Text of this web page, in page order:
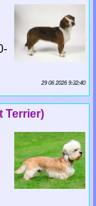
29 06 2026 9:32:40
Terrier)